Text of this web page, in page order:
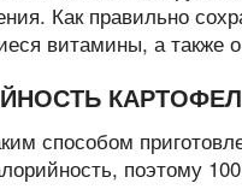
Как правильно
витамины, а также
способом
поэтому